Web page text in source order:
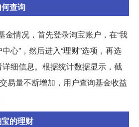
查询
金情况，首先登录淘宝账户，在“我
心”，然后进入“理财”选项，再选
详细信息。根据统计数据显示，截
易量不断增加，用户查询基金收益
的理财